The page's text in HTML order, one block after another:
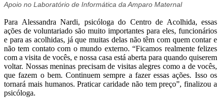
Apoio no Laboratório de Informática da Amparo Maternal
Para Alessandra Nardi, psicóloga do Centro de Acolhida, essas
ações de voluntariado são muito importantes para eles, funcionários
e para as acolhidas, já que muitas delas não têm com quem contar e
não tem contato com o mundo externo. “Ficamos realmente felizes
com a visita de vocês, e nossa casa está aberta para quando quiserem
voltar. Nossas meninas precisam de visitas alegres como a de vocês,
que fazem o bem. Continuem sempre a fazer essas ações. Isso os
tornará mais humanos. Praticar caridade não tem preço”, finalizou a
psicóloga.